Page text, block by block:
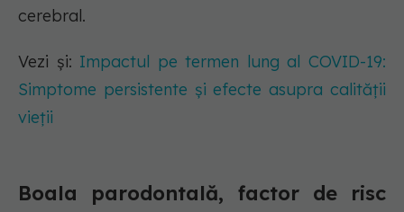
cerebral.
Vezi și: Impactul pe termen lung al COVID-19:
Simptome persistente și efecte asupra calității
vieții
Boala parodontală, factor de risc